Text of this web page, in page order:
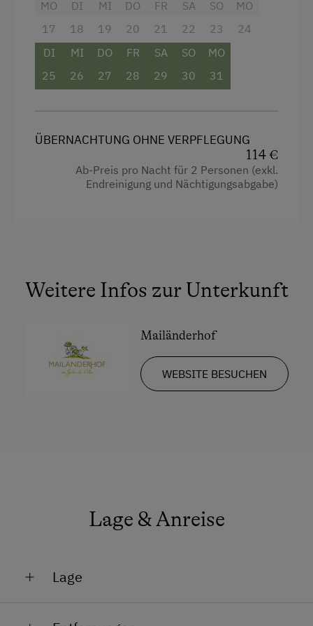
Ausstattung
Radio
Fernseher
Handtücher
Reinigungsausstattung im Hotel
Reinigungsausstattung in der Wohnung
Neubau
MO
17
DI
18
MI
19
DO
20
FR
21
SA
22
SO
23
MO
24
DI
25
MI
26
DO
27
FR
28
SA
29
SO
30
MO
31
ÜBERNACHTUNG OHNE VERPFLEGUNG
114 €
Ab-Preis pro Nacht für 2 Personen (exkl.
Endreinigung und Nächtigungsabgabe)
Weitere Infos zur Unterkunft
Mailänderhof
WEBSITE BESUCHEN
Lage & Anreise
Lage